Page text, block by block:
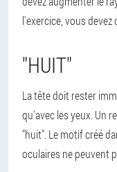
l'exercice, vous devez
"HUIT"
La tête doit rester
qu'avec les yeux. Un
"huit". Le motif créé
oculaires ne peuvent